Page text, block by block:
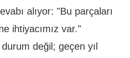
alıyor: "Bu parçaları
ihtiyacımız var."
değil; geçen yıl